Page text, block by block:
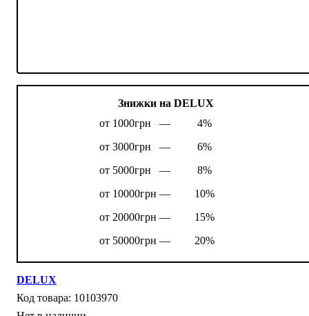
Знижки на DELUX
от 1000грн —
4%
от 3000грн —
6%
от 5000грн —
8%
от 10000грн —
10%
от 20000грн —
15%
от 50000грн —
20%
DELUX
10103970